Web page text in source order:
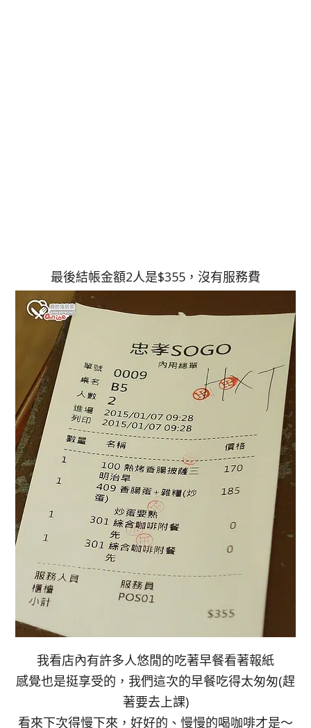
最後結帳金額2人是$355，沒有服務費
我看店內有許多人悠閒的吃著早餐看著報紙
感覺也是挺享受的，我們這次的早餐吃得太匆匆(趕
著要去上課)
看來下次得慢下來，好好的、慢慢的喝咖啡才是～